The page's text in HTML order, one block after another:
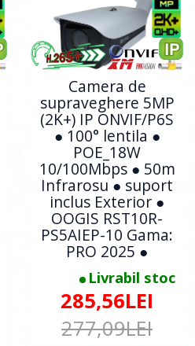
Camera de
supraveghere 5MP
(2K+) IP ONVIF/P6S
● 100° lentila ●
POE_18W
10/100Mbps ● 50m
Infrarosu ● suport
inclus Exterior ●
OOGIS RST10R-
PS5AIEP-10 Gama:
PRO 2025 ●
Livrabil stoc
285,56LEI
277,09LEI